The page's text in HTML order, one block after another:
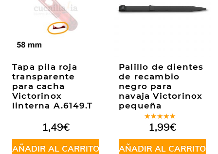
Tapa pila roja
transparente
para cacha
Victorinox
linterna A.6149.T
1,49€
AÑADIR AL CARRITO
Palillo de dientes
de recambio
negro para
navaja Victorinox
pequeña
Valorado
en5.00de
5
1,99€
AÑADIR AL CARRITO